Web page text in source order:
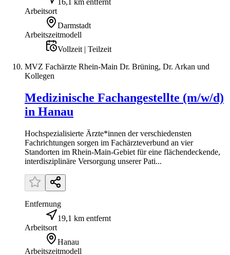
16,1 km entfernt
Arbeitsort
Darmstadt
Arbeitszeitmodell
Vollzeit | Teilzeit
MVZ Fachärzte Rhein-Main Dr. Brüning, Dr. Arkan und
Kollegen
Medizinische Fachangestellte (m/w/d)
in Hanau
Hochspezialisierte Ärzte*innen der verschiedensten
Fachrichtungen sorgen im Fachärzteverbund an vier
Standorten im Rhein-Main-Gebiet für eine flächendeckende,
interdisziplinäre Versorgung unserer Pati...
Entfernung
19,1 km entfernt
Arbeitsort
Hanau
Arbeitszeitmodell